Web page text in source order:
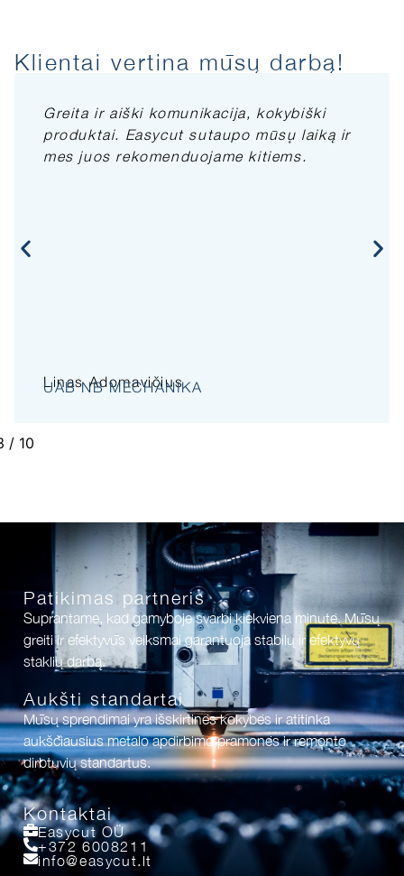
Klientai vertina mūsų darbą!
Greita ir aiški komunikacija, kokybiški
produktai. Easycut sutaupo mūsų laiką ir
mes juos rekomenduojame kitiems.
Linas Adomavičius
UAB NB MECHANIKA
/ 10
Patikimas partneris
Suprantame, kad gamyboje svarbi kiekviena minutė. Mūsų
greiti ir efektyvūs veiksmai garantuoja stabilų ir efektyvų
staklių darbą.
Aukšti standartai
Mūsų sprendimai yra išskirtinės kokybės ir atitinka
aukščiausius metalo apdirbimo pramonės ir remonto
dirbtuvių standartus.
Kontaktai
Easycut OÜ
+372 6008211
info@easycut.lt